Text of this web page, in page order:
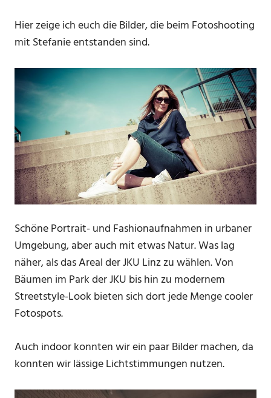
Hier zeige ich euch die Bilder, die beim Fotoshooting
mit Stefanie entstanden sind.
Schöne Portrait- und Fashionaufnahmen in urbaner
Umgebung, aber auch mit etwas Natur. Was lag
näher, als das Areal der JKU Linz zu wählen. Von
Bäumen im Park der JKU bis hin zu modernem
Streetstyle-Look bieten sich dort jede Menge cooler
Fotospots.
Auch indoor konnten wir ein paar Bilder machen, da
konnten wir lässige Lichtstimmungen nutzen.